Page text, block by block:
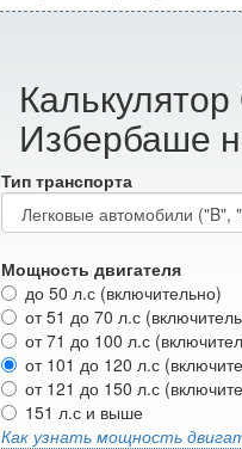
Избербаше
Тип транспорта
Мощность двигателя
до 50 л.с (включительно)
от 51 до 70 л.с
от 71 до 100 л.с
от 101 до 120 л.с
от 121 до 150 л.с
151 л.с и выше
Как узнать мощность